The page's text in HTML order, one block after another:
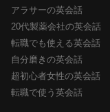
アラサーの英会話
20代製薬会社の英会話
転職でも使える英会話
自分磨きの英会話
超初心者女性の英会話
転職で使う英会話